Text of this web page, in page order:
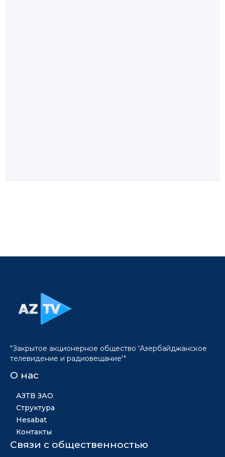
"Закрытое акционерное общество 'Азербайджанское
телевидение и радиовещание'"
О нас
АЗТВ ЗАО
Структура
Hesabat
Контакты
Связи с общественностью